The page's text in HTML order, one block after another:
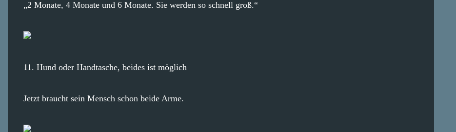
„2 Monate, 4 Monate und 6 Monate. Sie werden so schnell groß.“
11. Hund oder Handtasche, beides ist möglich
Jetzt braucht sein Mensch schon beide Arme.